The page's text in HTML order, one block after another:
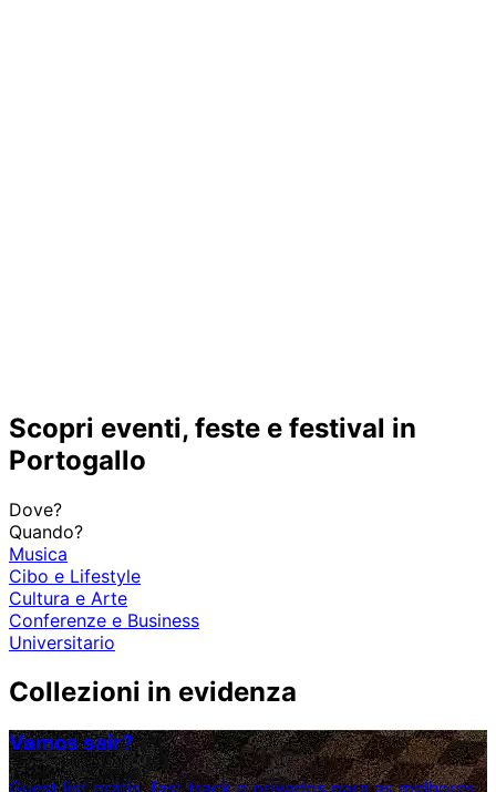
Scopri eventi, feste e festival in
Portogallo
Dove?
Quando?
Musica
Cibo e Lifestyle
Cultura e Arte
Conferenze e Business
Universitario
Collezioni in evidenza
Vamos sair?
Guest list grátis, fast track e privados para as melhores